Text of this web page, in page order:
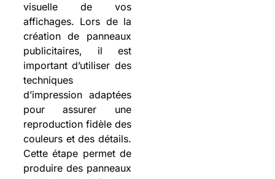
visuelle de vos
affichages. Lors de la
création de panneaux
publicitaires, il est
important d’utiliser des
techniques
d’impression adaptées
pour assurer une
reproduction fidèle des
couleurs et des détails.
Cette étape permet de
produire des panneaux